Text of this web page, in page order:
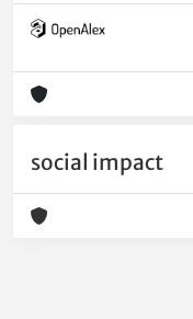
social impact